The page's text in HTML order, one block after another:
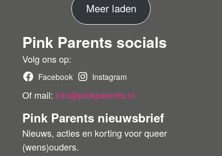
r
Meer ladenM
e
e
o
r
Pink Parents socials
Volg ons op:
Facebook Instagram
Of mail: info@pinkparents.nl
Pink Parents nieuwsbrief
Nieuws, acties en korting voor queer
(wens)ouders.